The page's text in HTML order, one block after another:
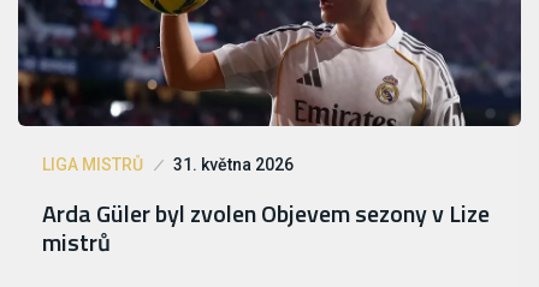
LIGA MISTRŮ 31. května 2026
Arda Güler byl zvolen Objevem sezony v Lize
mistrů